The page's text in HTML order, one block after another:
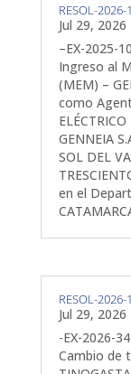
RESOL-
Jul 29, 2026
–EX-2025-
Ingreso al
(MEM) –
como
GENNEIA
SOL DEL
en el
RESOL-
Jul 29, 2026
-EX-2026-
Cambio de